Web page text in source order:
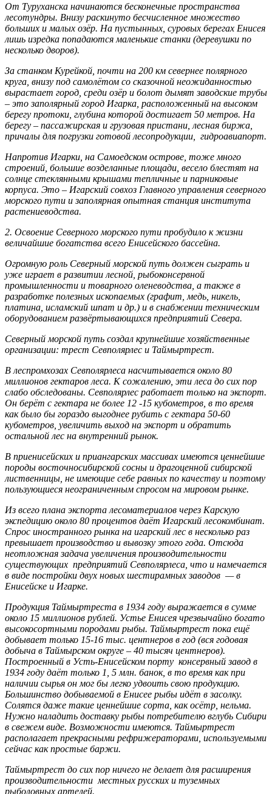
От Туруханска начинаются бесконечные пространства
лесотундры. Внизу раскинуто бесчисленное множество
больших и малых озёр. На пустынных, суровых берегах Енисея
лишь изредка попадаются маленькие станки (деревушки по
несколько дворов).
За станком Курейкой, почти на 200 км севернее полярного
круга, внизу под самолётом со сказочной неожиданностью
вырастает город, среди озёр и болот дымят заводские трубы
– это заполярный город Игарка, расположенный на высоком
берегу протоки, глубина которой достигает 50 метров. На
берегу – пассажирская и грузовая пристани, лесная биржа,
причалы для погрузки готовой лесопродукции, гидроавиапорт.
Напротив Игарки, на Самоедском острове, тоже много
строений, большие возделанные площади, весело блестят на
солнце стеклянными крышами тепличные и парниковые
корпуса. Это – Игарский совхоз Главного управления северного
морского пути и заполярная опытная станция института
растениеводства.
2. Освоение Северного морского пути пробудило к жизни
величайшие богатства всего Енисейского бассейна.
Огромную роль Северный морской путь должен сыграть и
уже играет в развитии лесной, рыбоконсервной
промышленности и товарного оленеводства, а также в
разработке полезных ископаемых (графит, медь, никель,
платина, исламский шпат и др.) и в снабжении техническим
оборудованием развёртывающихся предприятий Севера.
Северный морской путь создал крупнейшие хозяйственные
организации: трест Севполярлес и Таймыртрест.
В леспромхозах Севполярлеса насчитывается около 80
миллионов гектаров леса. К сожалению, эти леса до сих пор
слабо обследованы. Севполярлес работает только на экспорт.
Он берёт с гектара не более 12 -15 кубометров, в то время
как было бы гораздо выгоднее рубить с гектара 50-60
кубометров, увеличить выход на экспорт и обратить
остальной лес на внутренний рынок.
В приенисейских и приангарских массивах имеются ценнейшие
породы восточносибирской сосны и драгоценной сибирской
лиственницы, не имеющие себе равных по качеству и поэтому
пользующиеся неограниченным спросом на мировом рынке.
Из всего плана экспорта лесоматериалов через Карскую
экспедицию около 80 процентов даёт Игарский лесокомбинат.
Спрос иностранного рынка на игарский лес в несколько раз
превышает производство и вывозку этого года. Отсюда
неотложная задача увеличения производительности
существующих предприятий Севполярлеса, что и намечается
в виде постройки двух новых шестирамных заводов — в
Енисейске и Игарке.
Продукция Таймыртреста в 1934 году выражается в сумме
около 15 миллионов рублей. Устье Енисея чрезвычайно богато
высокосортными породами рыбы. Таймыртрест пока ещё
добывает только 15-16 тыс. центнеров в год (вся годовая
добыча в Таймырском округе – 40 тысяч центнеров).
Построенный в Усть-Енисейском порту консервный завод в
1934 году даёт только 1, 5 млн. банок, в то время как при
наличии сырья он мог бы легко удвоить свою продукцию.
Большинство добываемой в Енисее рыбы идёт в засолку.
Солятся даже такие ценнейшие сорта, как осётр, нельма.
Нужно наладить доставку рыбы потребителю вглубь Сибири
в свежем виде. Возможности имеются. Таймыртрест
располагает прекрасными рефрижераторами, используемыми
сейчас как простые баржи.
Таймыртрест до сих пор ничего не делает для расширения
производительности местных русских и туземных
рыболовных артелей.